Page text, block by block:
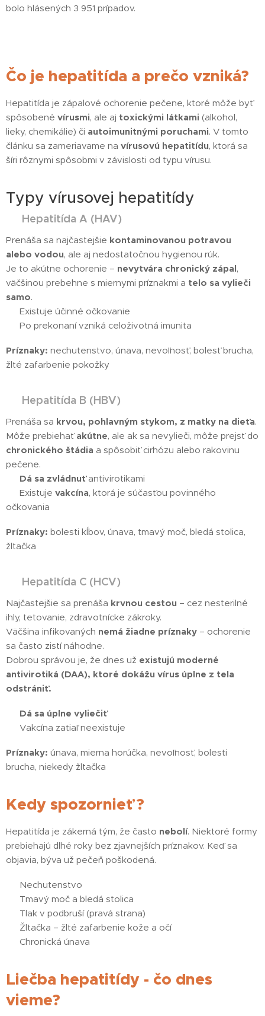
bolo hlásených 3 951 prípadov.
Čo je hepatitída a prečo vzniká?
Hepatitída je zápalové ochorenie pečene, ktoré môže byť
spôsobené vírusmi, ale aj toxickými látkami (alkohol,
lieky, chemikálie) či autoimunitnými poruchami. V tomto
článku sa zameriavame na vírusovú hepatitídu, ktorá sa
šíri rôznymi spôsobmi v závislosti od typu vírusu.
Typy vírusovej hepatitídy
Hepatitída A (HAV)
Prenáša sa najčastejšie kontaminovanou potravou
alebo vodou, ale aj nedostatočnou hygienou rúk.
Je to akútne ochorenie – nevytvára chronický zápal,
väčšinou prebehne s miernymi príznakmi a telo sa vylieči
samo.
✔️ Existuje účinné očkovanie
✔️ Po prekonaní vzniká celoživotná imunita
Príznaky: nechutenstvo, únava, nevoľnosť, bolesť brucha,
žlté zafarbenie pokožky
Hepatitída B (HBV)
Prenáša sa krvou, pohlavným stykom, z matky na dieťa.
Môže prebiehaťakútne, ale ak sa nevylieči, môže prejsť do
chronického štádia a spôsobiť cirhózu alebo rakovinu
pečene.
Dá sa zvládnuťantivirotikami
✔️ Existuje vakcína, ktorá je súčasťou povinného
očkovania
Príznaky: bolesti kĺbov, únava, tmavý moč, bledá stolica,
žltačka
Hepatitída C (HCV)
Najčastejšie sa prenáša krvnou cestou – cez nesterilné
ihly, tetovanie, zdravotnícke zákroky.
Väčšina infikovaných nemá žiadne príznaky – ochorenie
sa často zistí náhodne.
Dobrou správou je, že dnes už existujú moderné
antivirotiká (DAA), ktoré dokážu vírus úplne z tela
odstrániť.
Dá sa úplne vyliečiť
✖️ Vakcína zatiaľ neexistuje
Príznaky: únava, mierna horúčka, nevoľnosť, bolesti
brucha, niekedy žltačka
Kedy spozornieť ?
Hepatitída je zákerná tým, že často nebolí. Niektoré formy
prebiehajú dlhé roky bez zjavnejších príznakov. Keď sa
objavia, býva už pečeň poškodená.
➡️ Nechutenstvo
➡️ Tmavý moč a bledá stolica
➡️ Tlak v podbruší (pravá strana)
➡️ Žltačka – žlté zafarbenie kože a očí
➡️ Chronická únava
Liečba hepatitídy - čo dnes
vieme?